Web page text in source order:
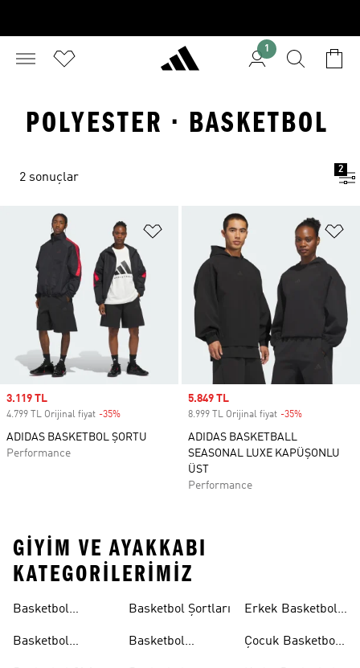
1
POLYESTER · BASKETBOL
2 sonuçlar
2
Favori Listesine Ekle
Sale price
3.119 TL
4.799 TL Orijinal fiyat -35%
ADIDAS BASKETBOL ŞORTU
Performance
Sale price
5.849 TL
8.999 TL Orijinal fiyat -35%
ADIDAS BASKETBALL
SEASONAL LUXE KAPÜŞONLU
ÜST
Performance
GIYIM VE AYAKKABI
KATEGORILERIMIZ
Basketbol
Basketbol
Basketbol Şortları
Basketbol
Erkek Basketbol
Çocuk Basketbol